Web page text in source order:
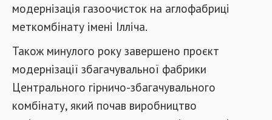
модернізація газоочисток на аглофабриці
меткомбінату імені Ілліча.
Також минулого року завершено проєкт
модернізації збагачувальної фабрики
Центрального гірничо-збагачувального
комбінату, який почав виробництво